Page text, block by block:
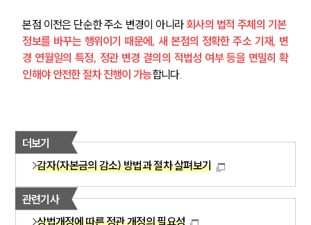
기업법무그룹 업무
전체
PROFESSIONALS
대륜의 강점
본점 이전은 단순한 주소 변경이 아니라 회사의 법적 주체의 기본
정보를 바꾸는 행위이기 때문에, 새 본점의 정확한 주소 기재, 변
경 연월일의 특정, 정관 변경 결의의 적법성 여부 등을 면밀히 확
인해야 안전한 절차 진행이 가능합니다.
더보기
감자(자본금의 감소) 방법과 절차 살펴보기
관련기사
상법개정에 따른 정관 개정의 필요성